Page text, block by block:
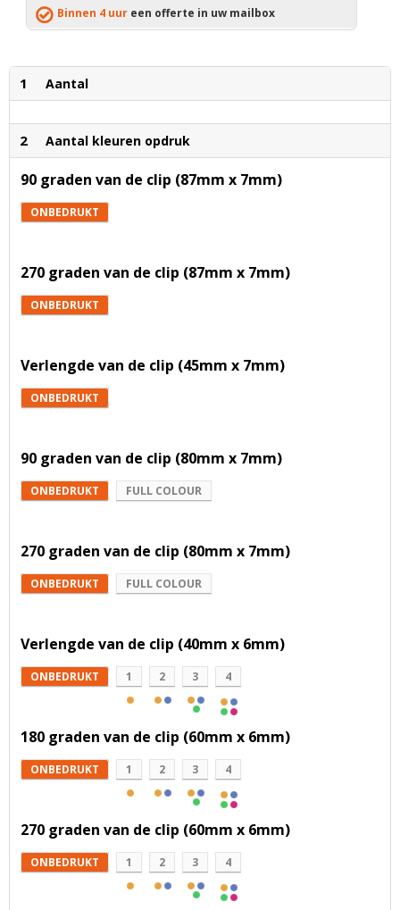
Binnen 4 uur een offerte in uw mailbox
1 Aantal
2 Aantal kleuren opdruk
90 graden van de clip (87mm x 7mm)
ONBEDRUKT
270 graden van de clip (87mm x 7mm)
ONBEDRUKT
Verlengde van de clip (45mm x 7mm)
ONBEDRUKT
90 graden van de clip (80mm x 7mm)
ONBEDRUKT FULL COLOUR
270 graden van de clip (80mm x 7mm)
ONBEDRUKT FULL COLOUR
Verlengde van de clip (40mm x 6mm)
ONBEDRUKT 1 2 3 4
180 graden van de clip (60mm x 6mm)
ONBEDRUKT 1 2 3 4
270 graden van de clip (60mm x 6mm)
ONBEDRUKT 1 2 3 4